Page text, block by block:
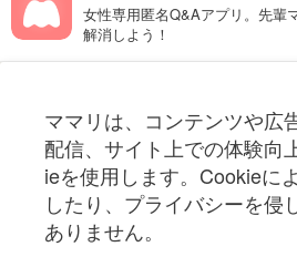
女性専用匿名Q&Aアプリ。先輩
解消しよう！
ママリは、コンテンツや広
配信、サイト上での体験向
ieを使用します。Cookieに
したり、プライバシーを侵
ありません。
妊娠〜子育て中のお役立ち